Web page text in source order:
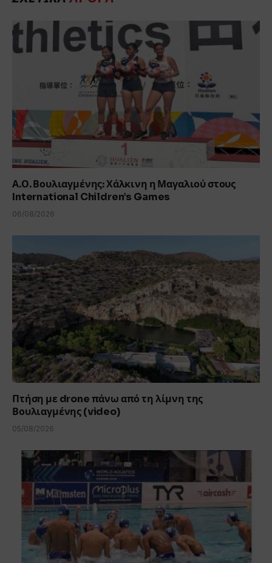
Α.Ο. Βουλιαγμένης: Χάλκινη η Μαγαλιού στους
International Children’s Games
06/08/2026
Πτήση με drone πάνω από τη λίμνη της
Βουλιαγμένης (video)
05/08/2026